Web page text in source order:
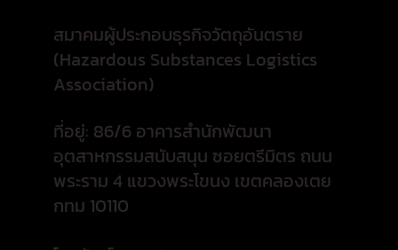
สมาคมผู้ประกอบธุรกิจวัตถุอันตราย
(Hazardous Substances Logistics
Association)
ที่อยู่: 86/6 อาคารสำนักพัฒนา
อุตสาหกรรมสนับสนุน ซอยตรีมิตร ถนน
พระราม 4 แขวงพระโขนง เขตคลองเตย
กทม 10110